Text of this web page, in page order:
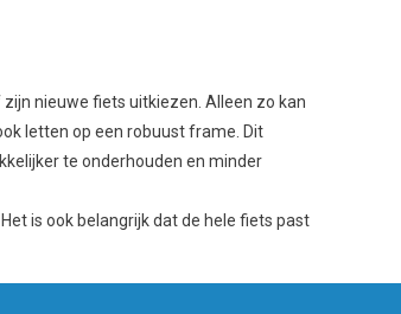
nieuwe fiets uitkiezen. Alleen zo kan
letten op een robuust frame. Dit
te onderhouden en minder
is ook belangrijk dat de hele fiets past